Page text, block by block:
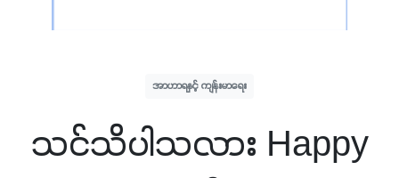
အာဟာရနှင့် ကျန်းမာရေး
သင်သိပါသလား Happy